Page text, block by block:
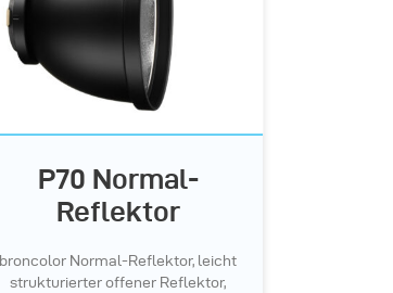
P70 Normal-
Reflektor
broncolor Normal-Reflektor, leicht
strukturierter offener Reflektor,